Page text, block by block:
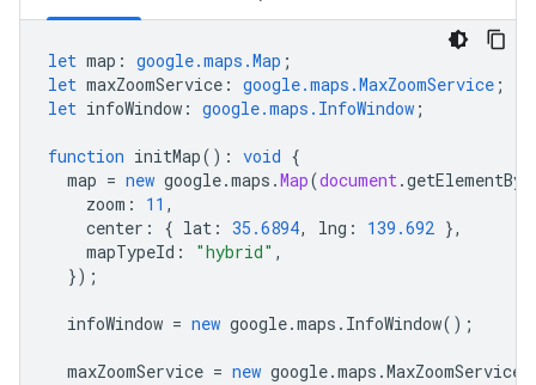
let map : google.maps.Map ;
let maxZoomService : google.maps.MaxZoomService ;
let infoWindow : google.maps.InfoWindow ;
function initMap() : void {
map = new google.maps .Map(document.
zoom : 11 ,
center : { lat : 35.6894, lng : 139.692 },
mapTypeId : "hybrid" ,
});
infoWindow = new google.maps . InfoWindow();
maxZoomService = new google.maps .MaxZoomService